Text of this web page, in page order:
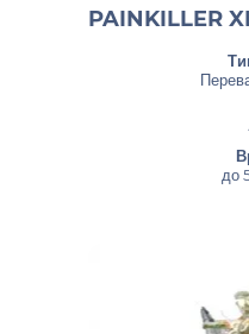
PAINKILLER
до